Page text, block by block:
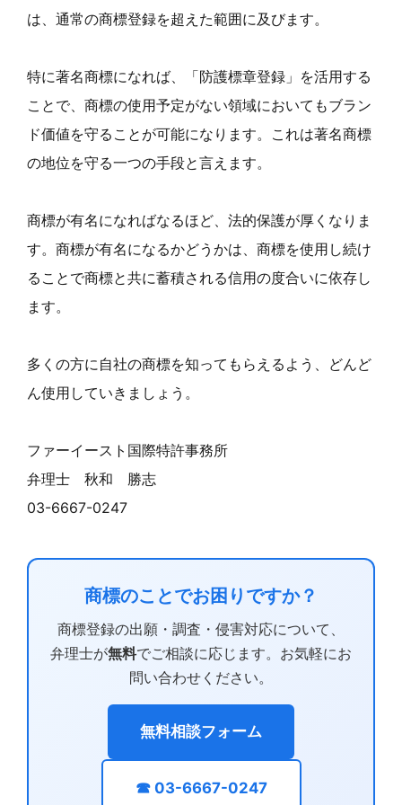
は、通常の商標登録を超えた範囲に及びます。
特に著名商標になれば、「防護標章登録」を活用する
ことで、商標の使用予定がない領域においてもブラン
ド価値を守ることが可能になります。これは著名商標
の地位を守る一つの手段と言えます。
商標が有名になればなるほど、法的保護が厚くなりま
す。商標が有名になるかどうかは、商標を使用し続け
ることで商標と共に蓄積される信用の度合いに依存し
ます。
多くの方に自社の商標を知ってもらえるよう、どんど
ん使用していきましょう。
ファーイースト国際特許事務所
弁理士 秋和 勝志
03-6667-0247
商標のことでお困りですか？
商標登録の出願・調査・侵害対応について、
弁理士が無料でご相談に応じます。お気軽にお
問い合わせください。
無料相談フォーム
☎ 03-6667-0247